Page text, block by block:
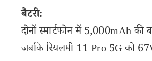
बैटरी:
दोनों स्मार्टफोन में 5,000mAh की
जबकि रियलमी 11 Pro 5G को